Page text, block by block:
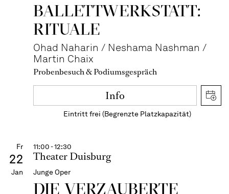
BALLETT­WERKSTATT:
RITUALE
Ohad Naharin / Neshama Nashman /
Martin Chaix
Probenbesuch & Podiumsgespräch
Info
Eintritt frei (Begrenzte Platzkapazität)
Fr
22
Jan
11:00 - 12:30
Theater Duisburg
Junge Oper
DIE VERZAUBERTE